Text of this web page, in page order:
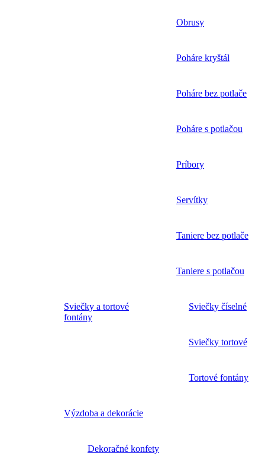
Obrusy
Poháre kryštál
Poháre bez potlače
Poháre s potlačou
Príbory
Servítky
Taniere bez potlače
Taniere s potlačou
Sviečky a tortové
fontány
Sviečky číselné
Sviečky tortové
Tortové fontány
Výzdoba a dekorácie
Dekoračné konfety